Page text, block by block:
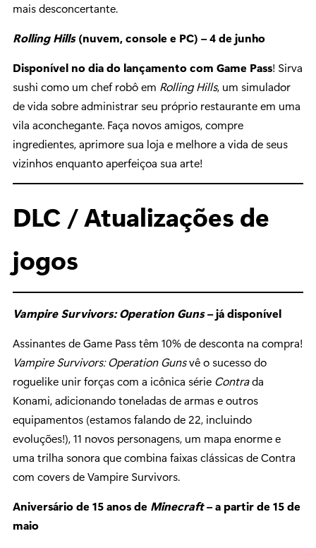
mais desconcertante.
Rolling Hills(nuvem, console e PC) – 4 de junho
Disponível no dia do lançamento com Game Pass! Sirva
sushi como um chef robô em Rolling Hills, um simulador
de vida sobre administrar seu próprio restaurante em uma
vila aconchegante. Faça novos amigos, compre
ingredientes, aprimore sua loja e melhore a vida de seus
vizinhos enquanto aperfeiçoa sua arte!
DLC / Atualizações de
jogos
Vampire Survivors: Operation Guns– já disponível
Assinantes de Game Pass têm 10% de desconta na compra!
Vampire Survivors: Operation Gunsvê o sucesso do
roguelike unir forças com a icônica série Contrada
Konami, adicionando toneladas de armas e outros
equipamentos (estamos falando de 22, incluindo
evoluções!), 11 novos personagens, um mapa enorme e
uma trilha sonora que combina faixas clássicas de Contra
com covers de Vampire Survivors.
Aniversário de 15 anos de Minecraft– a partir de 15 de
maio